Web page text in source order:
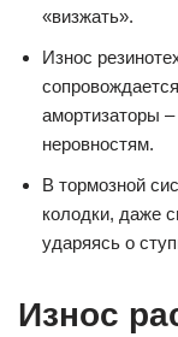
«визжать».
Износ
амортизаторы
неровностям.
В тормозной
колодки, даже
ударяясь о
Износ